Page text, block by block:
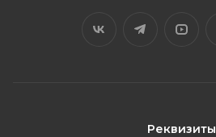
Реквизиты